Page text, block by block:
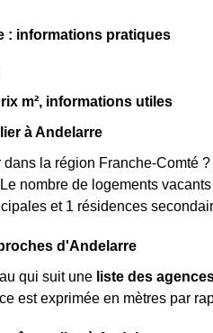
: informations pratiques
m², informations utiles
à Andelarre
la région Franche-Comté
nombre de logements
et 1 résidences
d'Andelarre
qui suit une liste des
est exprimée en mètres par